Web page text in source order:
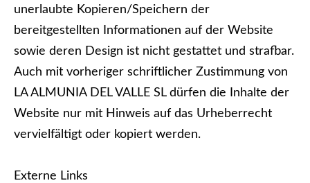
unerlaubte Kopieren/Speichern der
bereitgestellten Informationen auf der Website
sowie deren Design ist nicht gestattet und strafbar.
Auch mit vorheriger schriftlicher Zustimmung von
LA ALMUNIA DEL VALLE SL dürfen die Inhalte der
Website nur mit Hinweis auf das Urheberrecht
vervielfältigt oder kopiert werden.
Externe Links